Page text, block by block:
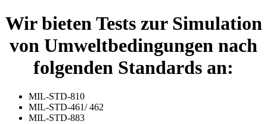
Wir bieten Tests zur Simulation
von Umweltbedingungen nach
folgenden Standards an:
MIL-STD-810
MIL-STD-461/ 462
MIL-STD-883